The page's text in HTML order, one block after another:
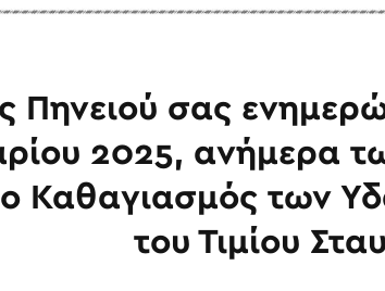
Πηνειού σας
2025, ανήμερα
ο Καθαγιασμός των
του Τιμίου